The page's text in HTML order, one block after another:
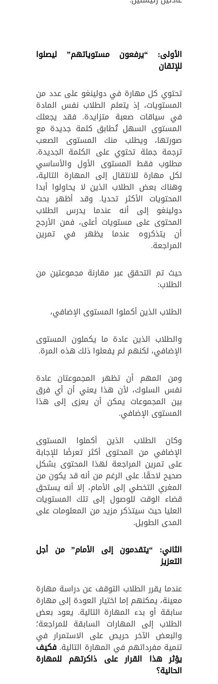
الأولى: “يرفعون مستوياتهم” ليصلوا
للإتقان
تحتوي كل مهارة في دولينغو على عدد من
المستويات، إذ يتعلم الطلاب نفس المادة
في سياقات صعبة متزايدة. فقد يجعلك
المستوى السهل تُطابق كلمة جديدة مع
صورتها، ويطلب منك المستوى الصعب
ترجمة جملة تحتوي على الكلمة الجديدة.
مطلوب فقط المستوى الأول والأساسي
لكل مهارة للانتقال إلى المهارة التالية،
وهناك بعض الطلاب الذين لا يحاولوا أبدا
المحتويات الأكثر تحديا. وقد أظهر بحث
دولينغو إلى أنه عندما يدرس الطلاب
المحتوى على مستويات أعلى، فمن الأرجح
أن يتذكروه عندما يظهر في تمرين
المراجعة.
حيث تم التحقق عبر مقارنة مجموعتين من
الطلاب:
الطلاب الذين أكملوا المستوى الإضافي،
والطلاب الذين عادة ما يكملون المستوى
الإضافي، لكنهم لم يفعلوا ذلك هذه المرة.
ومن المهم أن تظهر المجموعتان عادة
نفس السلوك، لأن هذا يعني أن أي فرق
بين المجموعات يمكن أن يعزى إلى هذا
المستوى الإضافي.
وكان الطلاب الذين أكملوا المستوى
الإضافي من المحتوى أكثر تعرضًا للإجابة
على تمرين المراجعة لهذا المحتوى بشكل
صحيح لاحقًا. على الرغم من أنه قد يكون من
المغري التخطي إلى الأمام، إلا أنه يستحق
قضاء الوقت للوصول إلى تلك المستويات
العليا حيث سيتذكر مزيد من المعلومات على
المدى الطويل.
الثاني: “يتقدمون إلى الأمام” من أجل
التعزيز
عندما يقرر الطلاب التوقف عن دراسة مهارة
معينة، يمكنهم إما اختيار العودة إلى مهارة
سابقة أو بدء المهارة التالية. يعود بعض
الطلاب إلى المهارات السابقة للمراجعة؛
والبعض الآخر حريص على الاستمرار في
تنمية مفرداتهم في المهارة التالية. فكيف
يؤثر هذا القرار على ذاكرتهم للمهارة
الحالية؟